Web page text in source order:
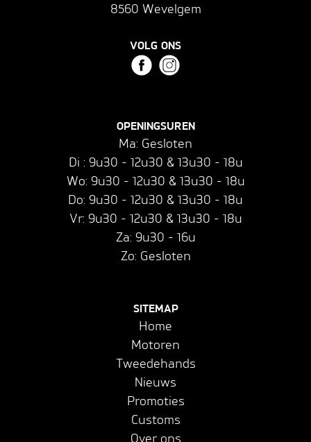
8560 Wevelgem
VOLG ONS
OPENINGSUREN
Ma: Gesloten
Di : 9u30 - 12u30 & 13u30 - 18u
Wo: 9u30 - 12u30 & 13u30 - 18u
Do: 9u30 - 12u30 & 13u30 - 18u
Vr: 9u30 - 12u30 & 13u30 - 18u
Za: 9u30 - 16u
Zo: Gesloten
SITEMAP
Home
Motoren
Tweedehands
Nieuws
Promoties
Customs
Over ons